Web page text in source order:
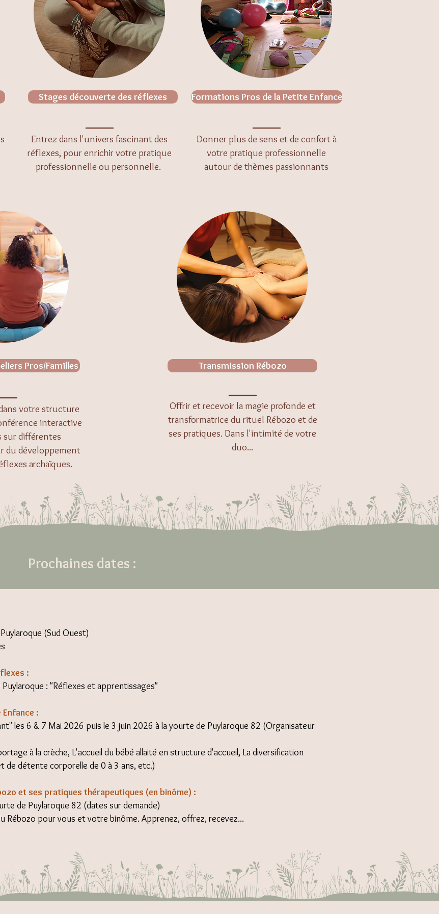
Formations Pros de la Petite Enfance
Donner plus de sens et de confort à
votre pratique professionnelle
autour de thèmes passionnants
Transmission Rébozo
Offrir et recevoir la magie profonde et
transformatrice du rituel Rébozo et de
ses pratiques. Dans l'intimité de votre
duo...
Stages découverte des réflexes
Entrez dans l'univers fascinant des
réflexes, pour enrichir votre pratique
professionnelle ou personnelle.
Pros/Familles
votre structure
interactive
sur différentes
du développement
archaïques.
Prochaines dates :
(Sud Ouest)
:
: "Réflexes et apprentissages"
:
les 6 & 7 Mai 2026 puis le 3 juin 2026 à la yourte de Puylaroque 82 (Organisateur
à la crèche, L'accueil du bébé allaité en structure d'accueil, La diversification
de détente corporelle de 0 à 3 ans, etc.)
et ses pratiques thérapeutiques (en binôme) :
de Puylaroque 82 (dates sur demande)
Rébozo pour vous et votre binôme. Apprenez, offrez, recevez...